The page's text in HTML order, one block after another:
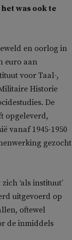
was ook te
en oorlog in
euro aan
voor Taal-,
Historie
De
opgeleverd,
vanaf 1945-1950
gezocht
‘als instituut’
uitgevoerd op
oftewel
de inmiddels